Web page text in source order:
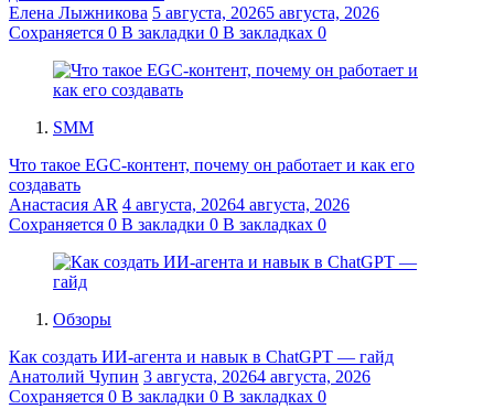
Елена Лыжникова 5 августа, 20265 августа, 2026
Сохраняется 0 В закладки 0 В закладках 0
SMM
Что такое EGC-контент, почему он работает и как его
создавать
Анастасия AR 4 августа, 20264 августа, 2026
Сохраняется 0 В закладки 0 В закладках 0
Обзоры
Как создать ИИ-агента и навык в ChatGPT — гайд
Анатолий Чупин 3 августа, 20264 августа, 2026
Сохраняется 0 В закладки 0 В закладках 0